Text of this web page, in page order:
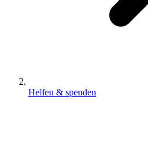
Helfen & spenden